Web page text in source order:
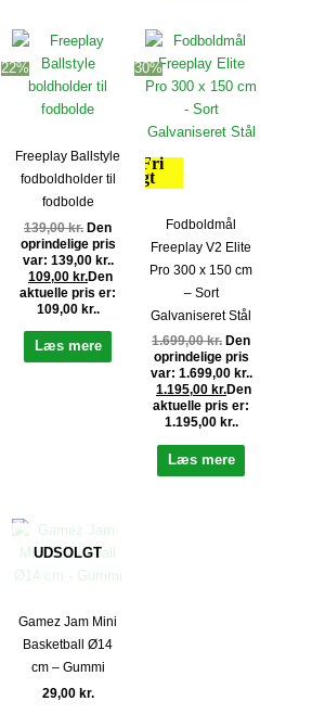
22%
Freeplay Ballstyle
fodboldholder til
fodbolde
139,00kr. Den
oprindelige pris
var: 139,00 kr..
109,00 kr.Den
aktuelle pris er:
109,00 kr..
Læs mere
30%
Fri
fragt
Fodboldmål
Freeplay V2 Elite
Pro 300 x 150 cm
– Sort
Galvaniseret Stål
1.699,00kr. Den
oprindelige pris
var: 1.699,00 kr..
1.195,00 kr.Den
aktuelle pris er:
1.195,00 kr..
Læs mere
UDSOLGT
Gamez Jam Mini
Basketball Ø14
cm – Gummi
29,00 kr.